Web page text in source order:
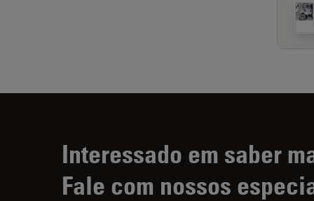
Interessado em saber
Fale com nossos